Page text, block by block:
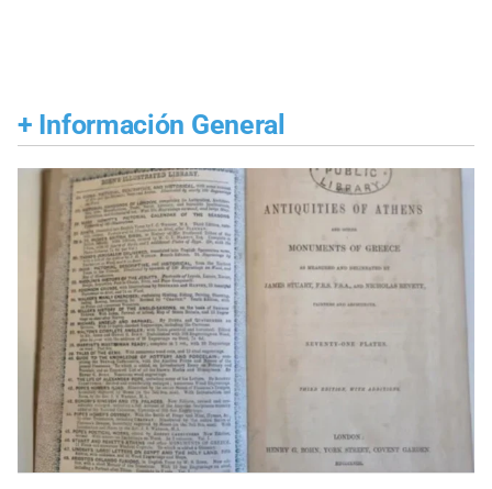
+ Información General